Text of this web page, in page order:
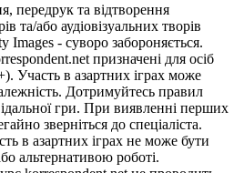
передрук та відтворення
та/або аудіовізуальних творів
Images - суворо забороняється.
призначені для осіб
Участь в азартних іграх може
Дотримуйтесь правил
гри. При виявленні перших
зверніться до спеціаліста.
в азартних іграх не може бути
альтернативою роботі.